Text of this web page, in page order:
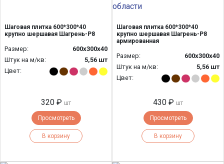
Шаговая плитка 600*300*40
крупно шершавая Шагрень-Р8
Размер:
600х300х40
Штук на м/кв:
5,56 шт
Цвет:
320 ₽ шт
Просмотреть
В корзину
Шаговая плитка 600*300*40
крупно шершавая Шагрень-Р8
армированная
Размер:
600х300х40
Штук на м/кв:
5,56 шт
Цвет:
430 ₽ шт
Просмотреть
В корзину